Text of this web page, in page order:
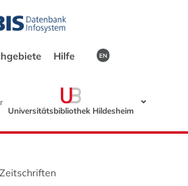
Hilfe EN
Universitätsbibliothek Hildesheim